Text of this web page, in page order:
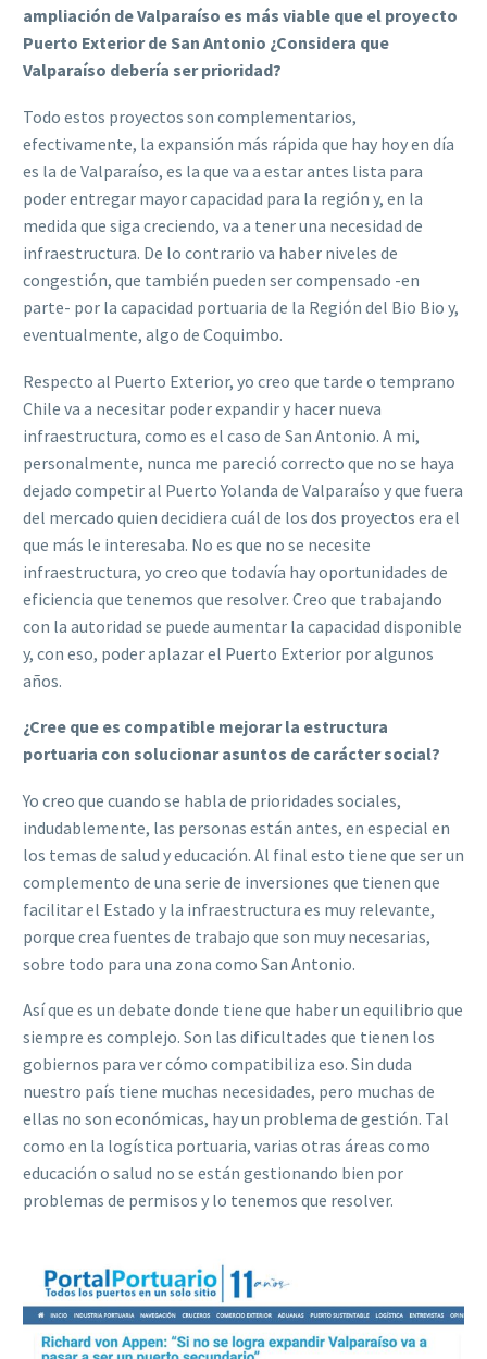
ampliación de Valparaíso es más viable que el proyecto
Puerto Exterior de San Antonio ¿Considera que
Valparaíso debería ser prioridad?
Todo estos proyectos son complementarios,
efectivamente, la expansión más rápida que hay hoy en día
es la de Valparaíso, es la que va a estar antes lista para
poder entregar mayor capacidad para la región y, en la
medida que siga creciendo, va a tener una necesidad de
infraestructura. De lo contrario va haber niveles de
congestión, que también pueden ser compensado -en
parte- por la capacidad portuaria de la Región del Bio Bio y,
eventualmente, algo de Coquimbo.
Respecto al Puerto Exterior, yo creo que tarde o temprano
Chile va a necesitar poder expandir y hacer nueva
infraestructura, como es el caso de San Antonio. A mi,
personalmente, nunca me pareció correcto que no se haya
dejado competir al Puerto Yolanda de Valparaíso y que fuera
del mercado quien decidiera cuál de los dos proyectos era el
que más le interesaba. No es que no se necesite
infraestructura, yo creo que todavía hay oportunidades de
eficiencia que tenemos que resolver. Creo que trabajando
con la autoridad se puede aumentar la capacidad disponible
y, con eso, poder aplazar el Puerto Exterior por algunos
años.
¿Cree que es compatible mejorar la estructura
portuaria con solucionar asuntos de carácter social?
Yo creo que cuando se habla de prioridades sociales,
indudablemente, las personas están antes, en especial en
los temas de salud y educación. Al final esto tiene que ser un
complemento de una serie de inversiones que tienen que
facilitar el Estado y la infraestructura es muy relevante,
porque crea fuentes de trabajo que son muy necesarias,
sobre todo para una zona como San Antonio.
Así que es un debate donde tiene que haber un equilibrio que
siempre es complejo. Son las dificultades que tienen los
gobiernos para ver cómo compatibiliza eso. Sin duda
nuestro país tiene muchas necesidades, pero muchas de
ellas no son económicas, hay un problema de gestión. Tal
como en la logística portuaria, varias otras áreas como
educación o salud no se están gestionando bien por
problemas de permisos y lo tenemos que resolver.